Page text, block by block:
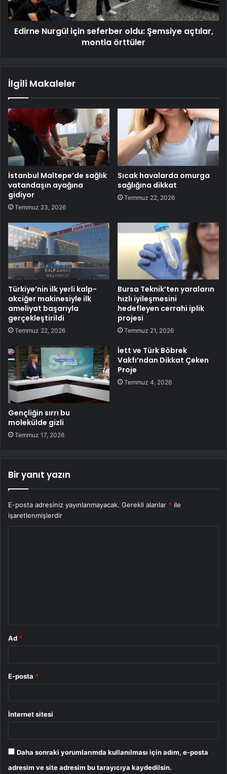
Edirne Nurgül için seferber oldu: Şemsiye açtılar,
montla örttüler
İlgili Makaleler
İstanbul Maltepe’de sağlık
vatandaşın ayağına
gidiyor
Temmuz 23, 2026
Sıcak havalarda omurga
sağlığına dikkat
Temmuz 22, 2026
Türkiye’nin ilk yerli kalp-
akciğer makinesiyle ilk
ameliyat başarıyla
gerçekleştirildi
Temmuz 22, 2026
Bursa Teknik’ten yaraların
hızlı iyileşmesini
hedefleyen cerrahi iplik
projesi
Temmuz 21, 2026
Gençliğin sırrı bu
molekülde gizli
Temmuz 17, 2026
İett ve Türk Böbrek
Vakfı’ndan Dikkat Çeken
Proje
Temmuz 4, 2026
Bir yanıt yazın
E-posta adresiniz yayınlanmayacak. Gerekli alanlar * ile
işaretlenmişlerdir
Ad *
E-posta *
İnternet sitesi
Daha sonraki yorumlarımda kullanılması için adım, e-posta
adresim ve site adresim bu tarayıcıya kaydedilsin.